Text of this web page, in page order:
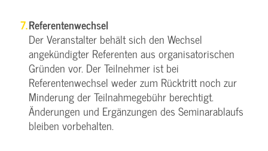
Referentenwechsel
Der Veranstalter behält sich den Wechsel
angekündigter Referenten aus organisatorischen
Gründen vor. Der Teilnehmer ist bei
Referentenwechsel weder zum Rücktritt noch zur
Minderung der Teilnahmegebühr berechtigt.
Änderungen und Ergänzungen des Seminarablaufs
bleiben vorbehalten.